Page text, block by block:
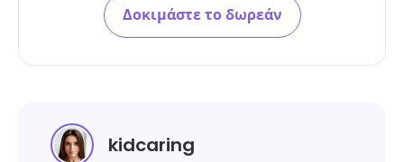
Δοκιμάστε το δωρεάν
kidcaring